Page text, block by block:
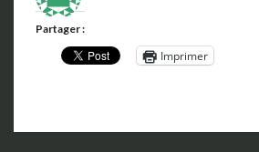
S
Partager :
Imprimer